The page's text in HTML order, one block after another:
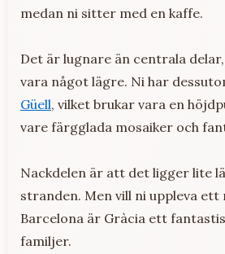
medan ni sitter med en kaffe.
Det är lugnare än centrala
vara något lägre. Ni har
Güell, vilket brukar vara en
vare färgglada mosaiker och
Nackdelen är att det ligger lite
stranden. Men vill ni uppleva ett
Barcelona är Gràcia ett
familjer.